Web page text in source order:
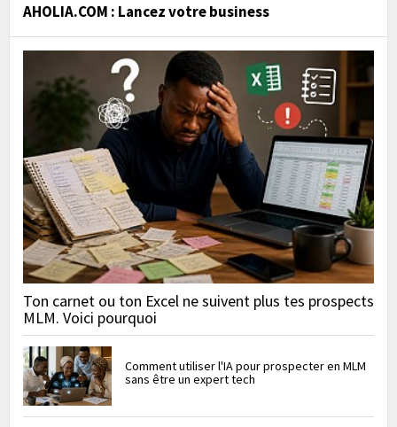
AHOLIA.COM : Lancez votre business
Ton carnet ou ton Excel ne suivent plus tes prospects
MLM. Voici pourquoi
Comment utiliser l'IA pour prospecter en MLM
sans être un expert tech